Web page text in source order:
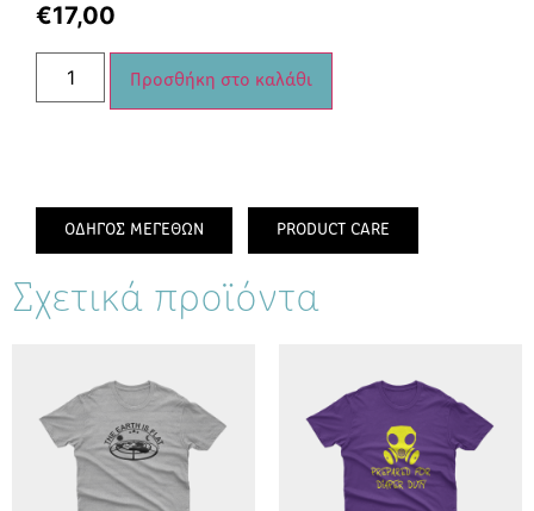
€17,00
Προσθήκη στο καλάθι
ΟΔΗΓΟΣ ΜΕΓΕΘΩΝ PRODUCT CARE
Σχετικά προϊόντα